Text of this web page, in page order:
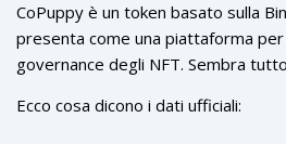
CoPuppy è un token basato sulla
presenta come una piattaforma
governance degli NFT. Sembra
realtà è ben diversa dalle
Ecco cosa dicono i dati ufficiali: